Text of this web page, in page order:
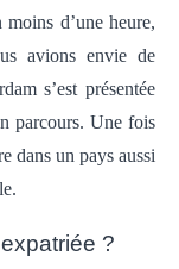
d’une heure,
avions envie de
s’est présentée
parcours. Une fois
dans un pays aussi
?